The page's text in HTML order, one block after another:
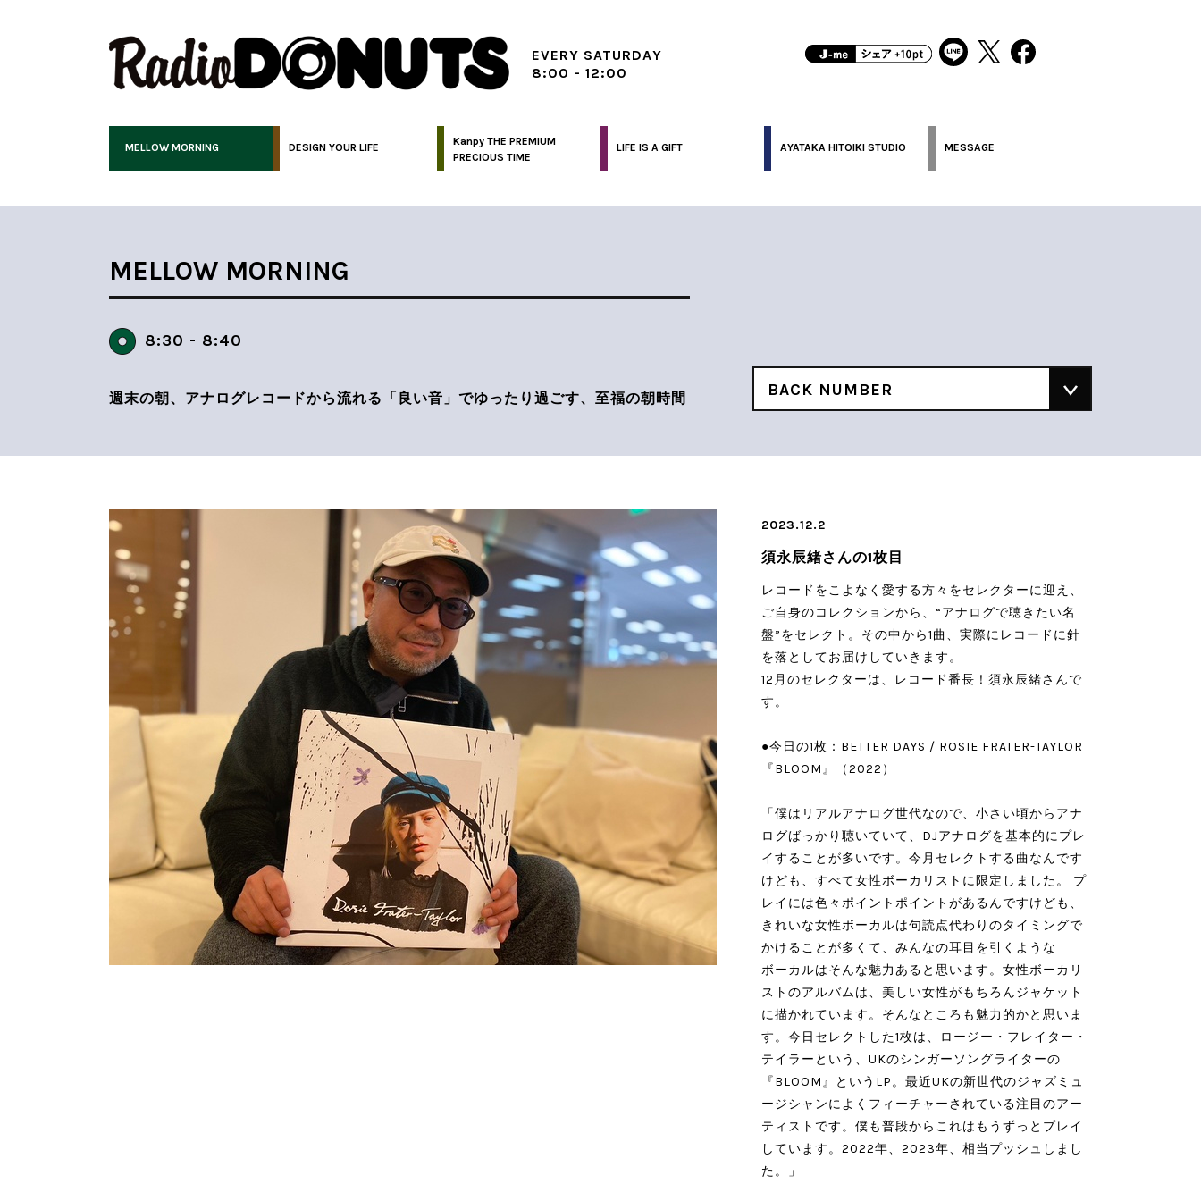
EVERY SATURDAY
8:00 - 12:00
MELLOW MORNING DESIGN YOUR LIFE
Kanpy THE PREMIUM
PRECIOUS TIME
LIFE IS A GIFT AYATAKA HITOIKI STUDIO MESSAGE
MELLOW MORNING
8:30 - 8:40
週末の朝、アナログレコードから流れる「良い音」でゆったり過ごす、至福の朝時間 BACK NUMBER
2023.12.2
須永辰緒さんの1枚目
レコードをこよなく愛する方々をセレクターに迎え、
ご自身のコレクションから、“アナログで聴きたい名
盤”をセレクト。その中から1曲、実際にレコードに針
を落としてお届けしていきます。
12月のセレクターは、レコード番長！須永辰緒さんで
す。
●今日の1枚：BETTER DAYS / ROSIE FRATER-TAYLOR
『BLOOM』（2022）
「僕はリアルアナログ世代なので、小さい頃からアナ
ログばっかり聴いていて、DJアナログを基本的にプレ
イすることが多いです。今月セレクトする曲なんです
けども、すべて女性ボーカリストに限定しました。 プ
レイには色々ポイントポイントがあるんですけども、
きれいな女性ボーカルは句読点代わりのタイミングで
かけることが多くて、みんなの耳目を引くような
ボーカルはそんな魅力あると思います。女性ボーカリ
ストのアルバムは、美しい女性がもちろんジャケット
に描かれています。そんなところも魅力的かと思いま
す。今日セレクトした1枚は、ロージー・フレイター・
テイラーという、UKのシンガーソングライターの
『BLOOM』というLP。最近UKの新世代のジャズミュ
ージシャンによくフィーチャーされている注目のアー
ティストです。僕も普段からこれはもうずっとプレイ
しています。2022年、2023年、相当プッシュしまし
た。」